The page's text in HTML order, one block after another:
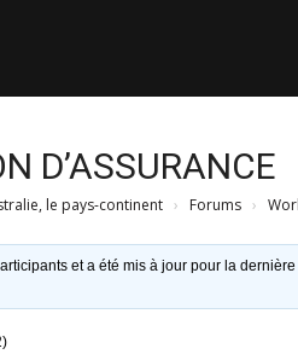
D’ASSURANCE
le pays-continent › Forums ›
et a été mis à jour pour la